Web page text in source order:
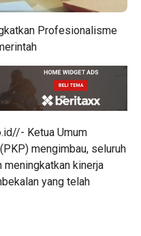
Profesionalisme
Ketua Umum
mengimbau, seluruh
kinerja
yang telah